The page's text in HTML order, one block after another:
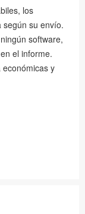
los
según su envío.
software,
el informe.
y